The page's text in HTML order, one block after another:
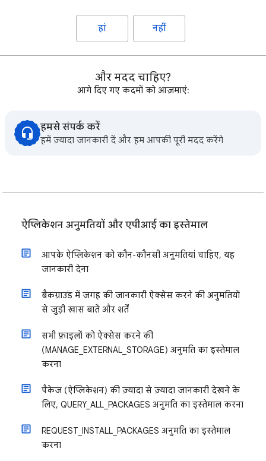
हां नहीं
और मदद चाहिए?
आगे दिए गए कदमों को आज़माएं:
हमसे संपर्क करें
हमें ज़्यादा जानकारी दें और हम आपकी पूरी मदद करेंगे
ऐप्लिकेशन अनुमतियों और एपीआई का इस्तेमाल
आपके ऐप्लिकेशन को कौन-कौनसी अनुमतियां चाहिए, यह
जानकारी देना
बैकग्राउंड में जगह की जानकारी ऐक्सेस करने की अनुमतियों
से जुड़ी खास बातें और शर्तें
सभी फ़ाइलों को ऐक्सेस करने की
(MANAGE_EXTERNAL_STORAGE) अनुमति का इस्तेमाल
करना
पैकेज (ऐप्लिकेशन) की ज़्यादा से ज़्यादा जानकारी देखने के
लिए, QUERY_ALL_PACKAGES अनुमति का इस्तेमाल करना
REQUEST_INSTALL_PACKAGES अनुमति का इस्तेमाल
करना